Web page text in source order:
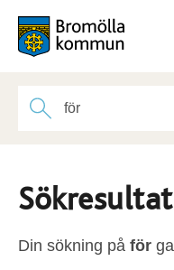
Sökresultat
Din sökning på för